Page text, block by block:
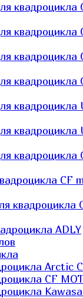
квадроцикла
квадроцикла
квадроцикла
квадроцикла
квадроцикла
квадроцикла
квадроцикла
СF
квадроцикла
ADLY
Arctic
CF